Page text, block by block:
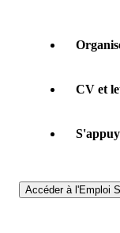
CV et
Accéder à l'Emploi